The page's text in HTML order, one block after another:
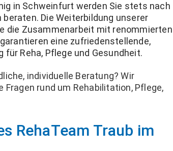
in Schweinfurt werden Sie stets nach
Die Weiterbildung unserer
die Zusammenarbeit mit renommierten
eine zufriedenstellende,
für Reha, Pflege und Gesundheit.
individuelle Beratung? Wir
Fragen rund um Rehabilitation, Pflege,
RehaTeam Traub im